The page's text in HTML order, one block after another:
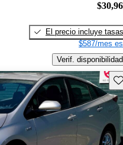
El precio incluye tasas
$587/mes
Verif. disponibilidad